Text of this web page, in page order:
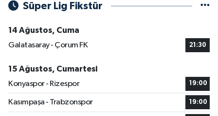
Süper Lig Fikstür
14 Ağustos, Cuma
Galatasaray - Çorum FK
21:30
15 Ağustos, Cumartesi
Konyaspor - Rizespor
19:00
Kasımpaşa - Trabzonspor 19:00